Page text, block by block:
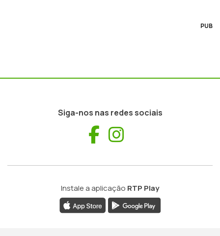
PUB
Siga-nos nas redes sociais
Facebook
Instale a aplicação RTP Play